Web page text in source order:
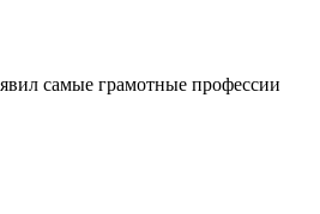
самые грамотные профессии